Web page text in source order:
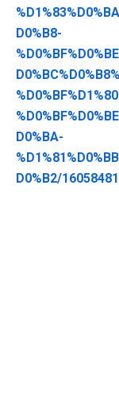
D0%B8-
D0%BA-
D0%B2/